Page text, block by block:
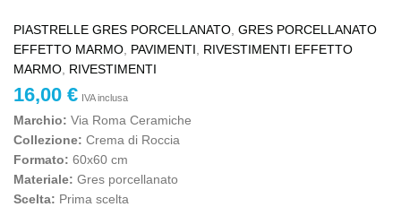
PIASTRELLE GRES PORCELLANATO GRES PORCELLANATO
EFFETTO MARMO PAVIMENTI
RIVESTIMENTI EFFETTO
MARMO RIVESTIMENTI
16,00 € IVA inclusa
Marchio: Via Roma Ceramiche
Collezione: Crema di Roccia
Formato: 60x60 cm
Materiale: Gres porcellanato
Scelta: Prima scelta